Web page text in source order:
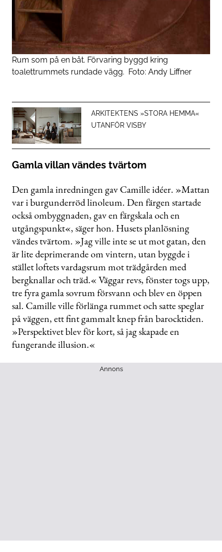
Rum som på en båt. Förvaring byggd kring
toalettrummets rundade vägg. Foto: Andy Liffner
ARKITEKTENS »STORA HEMMA«
UTANFÖR VISBY
Gamla villan vändes tvärtom
Den gamla inredningen gav Camille idéer. »Mattan
var i burgunderröd linoleum. Den färgen startade
också ombyggnaden, gav en färgskala och en
utgångspunkt«, säger hon. Husets planlösning
vändes tvärtom. »Jag ville inte se ut mot gatan, den
är lite deprimerande om vintern, utan byggde i
stället loftets vardagsrum mot trädgården med
bergknallar och träd.« Väggar revs, fönster togs upp,
tre fyra gamla sovrum försvann och blev en öppen
sal. Camille ville förlänga rummet och satte speglar
på väggen, ett fint gammalt knep från barocktiden.
»Perspektivet blev för kort, så jag skapade en
fungerande illusion.«
Annons